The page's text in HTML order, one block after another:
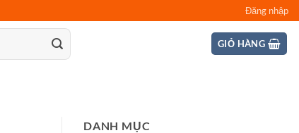
Đăng nhập
GIỎ HÀNG
DANH MỤC